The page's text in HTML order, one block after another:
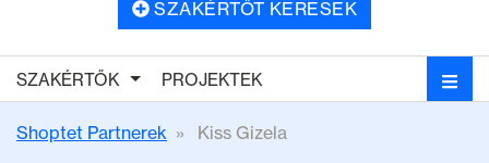
SZAKÉRTŐT KERESEK
SZAKÉRTŐK PROJEKTEK
Shoptet Partnerek Kiss Gizela